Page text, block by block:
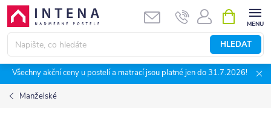
Přejít
obsah
HLEDAT
NÁKUPNÍ
KOŠÍK
Všechny akční ceny u postelí a matrací jsou platné jen do 31.7.2026!
Manželské